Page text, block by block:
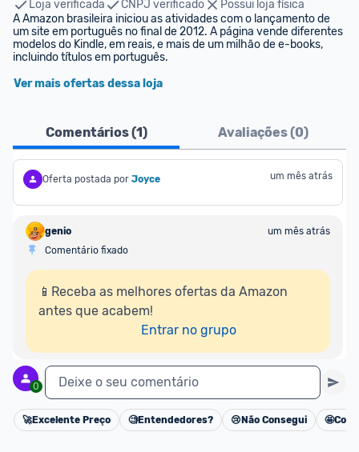
Loja verificada
CNPJ verificado
Possui loja física
A Amazon brasileira iniciou as atividades com o lançamento de
um site em português no final de 2012. A página vende diferentes
modelos do Kindle, em reais, e mais de um milhão de e-books,
incluindo títulos em português.
Ver mais ofertas dessa loja
Comentários (1) Avaliações (0)
Oferta postada por Joyce um mês atrás
genio
um mês atrás
Comentário fixado
📱Receba as melhores ofertas da Amazon
antes que acabem!
Entrar no grupo
0 Deixe o seu comentário
Cancelar
🚀Excelente Preço 🧐Entendedores? 😢 Não Consegui 🤩